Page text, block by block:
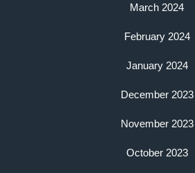
March 2024
February 2024
January 2024
December 2023
November 2023
October 2023